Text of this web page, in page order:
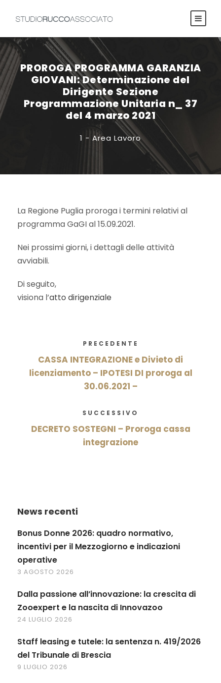
PROROGA PROGRAMMA GARANZIA
GIOVANI: Determinazione del
Dirigente Sezione
Programmazione Unitaria n_ 37
del 4 marzo 2021
1 - Area Lavoro
La Regione Puglia proroga i termini relativi al
programma GaGI al 15.09.2021.
Nei prossimi giorni, i dettagli delle attività
avviabili.
Di seguito,
visiona l’atto dirigenziale
PRECEDENTE
CASSA INTEGRAZIONE e Divieto di
licenziamento – IPOTESI DI proroga al
30.06.2021 –
SUCCESSIVO
DECRETO SOSTEGNI – Proroga cassa
integrazione
News recenti
Bonus Donne 2026: quadro normativo,
incentivi per il Mezzogiorno e indicazioni
operative
3 AGOSTO 2026
Dalla passione all’innovazione: la crescita di
Zooexpert e la nascita di Innovazoo
24 LUGLIO 2026
Staff leasing e tutele: la sentenza n. 419/2026
del Tribunale di Brescia
9 LUGLIO 2026